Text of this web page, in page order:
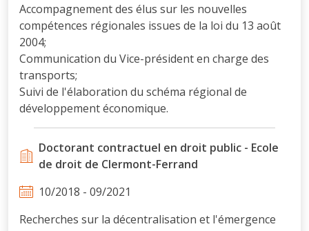
Accompagnement des élus sur les nouvelles
compétences régionales issues de la loi du 13 août
2004;
Communication du Vice-président en charge des
transports;
Suivi de l'élaboration du schéma régional de
développement économique.
Doctorant contractuel en droit public - Ecole
de droit de Clermont-Ferrand
10/2018 - 09/2021
Recherches sur la décentralisation et l'émergence